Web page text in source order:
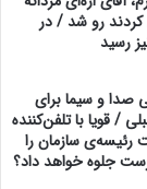
رو شد / در
رسید
صدا و سیما برای
/ قویا با تلفن‌کننده
رئیسه‌ی سازمان را
جلوه خواهد داد؟